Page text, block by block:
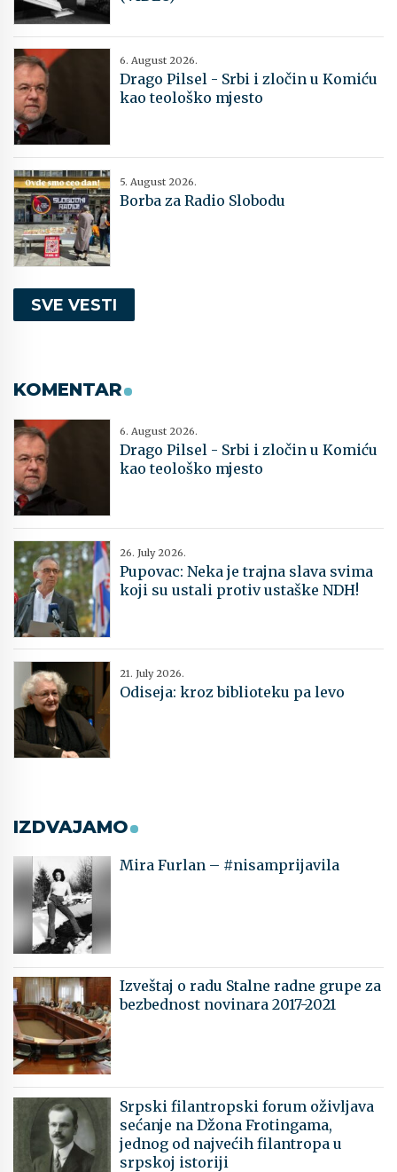
6. August 2026.
Drago Pilsel - Srbi i zločin u Komiću
kao teološko mjesto
5. August 2026.
Borba za Radio Slobodu
SVE VESTI
KOMENTAR
6. August 2026.
Drago Pilsel - Srbi i zločin u Komiću
kao teološko mjesto
26. July 2026.
Pupovac: Neka je trajna slava svima
koji su ustali protiv ustaške NDH!
21. July 2026.
Odiseja: kroz biblioteku pa levo
IZDVAJAMO
Mira Furlan – #nisamprijavila
Izveštaj o radu Stalne radne grupe za
bezbednost novinara 2017-2021
Srpski filantropski forum oživljava
sećanje na Džona Frotingama,
jednog od najvećih filantropa u
srpskoj istoriji